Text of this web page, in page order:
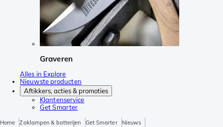
Graveren
Alles in Explore
Nieuwste producten
Aftikkers, acties & promoties
Klantenservice
Get Smarter
Home Zaklampen & batterijen Get Smarter Nieuws